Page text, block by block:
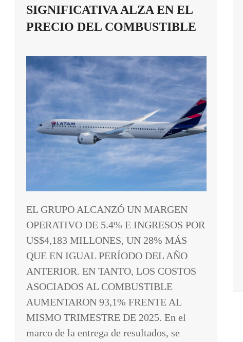
SIGNIFICATIVA ALZA EN EL
PRECIO DEL COMBUSTIBLE
EL GRUPO ALCANZÓ UN MARGEN
OPERATIVO DE 5.4% E INGRESOS POR
US$4,183 MILLONES, UN 28% MÁS
QUE EN IGUAL PERÍODO DEL AÑO
ANTERIOR. EN TANTO, LOS COSTOS
ASOCIADOS AL COMBUSTIBLE
AUMENTARON 93,1% FRENTE AL
MISMO TRIMESTRE DE 2025. En el
marco de la entrega de resultados, se